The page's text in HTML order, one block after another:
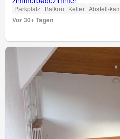
Parkplatz Balkon Keller Abstell-
Vor 30+ Tagen